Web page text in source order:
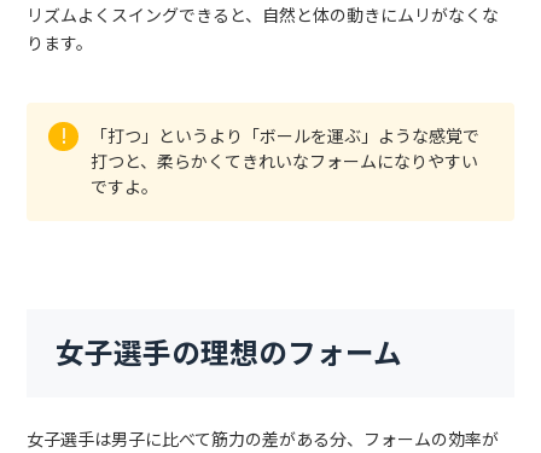
リズムよくスイングできると、自然と体の動きにムリがなくな
ります。
「打つ」というより「ボールを運ぶ」ような感覚で
打つと、柔らかくてきれいなフォームになりやすい
ですよ。
女子選手の理想のフォーム
女子選手は男子に比べて筋力の差がある分、フォームの効率が